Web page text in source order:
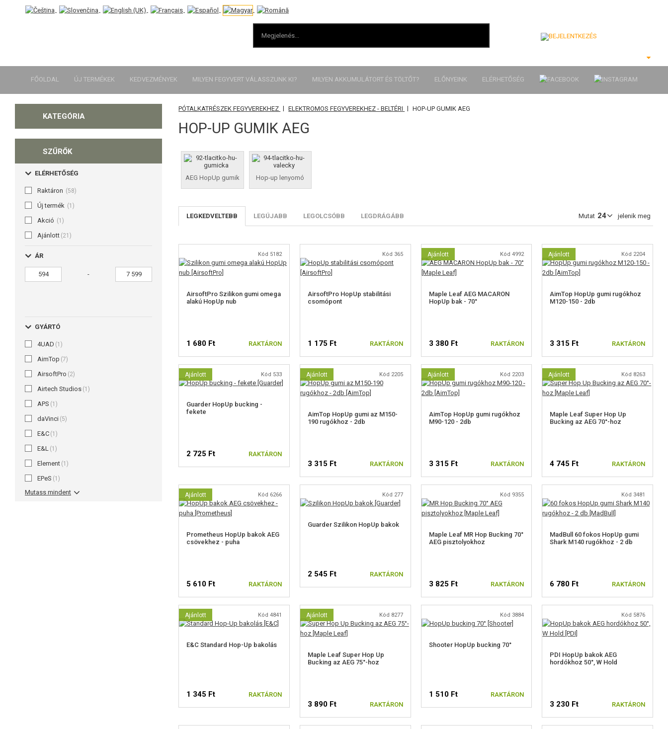
FŐOLDAL ÚJ TERMÉKEK KEDVEZMÉNYEK MILYEN FEGYVERT VÁLASSZUNK KI? MILYEN AKKUMULÁTORT ÉS TÖLTŐT? ELŐNYEINK ELÉRHETŐSÉG
KATEGÓRIA
SZŰRŐK
ELÉRHETŐSÉG
Raktáron (58)
Új termék (1)
Akció (1)
Ajánlott (21)
ÁR
-
GYÁRTÓ
4UAD (1)
AimTop (7)
AirsoftPro (2)
Airtech Studios (1)
APS (1)
daVinci (5)
E&C (1)
E&L (1)
Element (1)
EPeS (1)
Mutass mindent
PÓTALKATRÉSZEK FEGYVEREKHEZ | ELEKTROMOS FEGYVEREKHEZ - BELTÉRI | HOP-UP GUMIK AEG
HOP-UP GUMIK AEG
AEG HopUp gumik Hop-up lenyomó
Mutat jelenik meg
LEGKEDVELTEBB LEGÚJABB LEGOLCSÓBB LEGDRÁGÁBB
Kód 5182
AirsoftPro Szilikon gumi omega
alakú HopUp nub
1 680 Ft RAKTÁRON
Kód 365
AirsoftPro HopUp stabilitási
csomópont
1 175 Ft RAKTÁRON
Ajánlott Kód 4992
Maple Leaf AEG MACARON
HopUp bak - 70°
3 380 Ft RAKTÁRON
Ajánlott Kód 2204
AimTop HopUp gumi rugókhoz
M120-150 - 2db
3 315 Ft RAKTÁRON
Ajánlott Kód 533
Guarder HopUp bucking -
fekete
2 725 Ft RAKTÁRON
Ajánlott Kód 2205
AimTop HopUp gumi az M150-
190 rugókhoz - 2db
3 315 Ft RAKTÁRON
Ajánlott Kód 2203
AimTop HopUp gumi rugókhoz
M90-120 - 2db
3 315 Ft RAKTÁRON
Ajánlott Kód 8263
Maple Leaf Super Hop Up
Bucking az AEG 70°-hoz
4 745 Ft RAKTÁRON
Ajánlott Kód 6266
Prometheus HopUp bakok AEG
csövekhez - puha
5 610 Ft RAKTÁRON
Kód 277
Guarder Szilikon HopUp bakok
2 545 Ft RAKTÁRON
Kód 9355
Maple Leaf MR Hop Bucking 70°
AEG pisztolyokhoz
3 825 Ft RAKTÁRON
Kód 3481
MadBull 60 fokos HopUp gumi
Shark M140 rugókhoz - 2 db
6 780 Ft RAKTÁRON
Ajánlott Kód 4841
E&C Standard Hop-Up bakolás
1 345 Ft RAKTÁRON
Ajánlott Kód 8277
Maple Leaf Super Hop Up
Bucking az AEG 75°-hoz
3 890 Ft RAKTÁRON
Kód 3884
Shooter HopUp bucking 70°
1 510 Ft RAKTÁRON
Kód 5876
PDI HopUp bakok AEG
hordókhoz 50°, W Hold
3 230 Ft RAKTÁRON